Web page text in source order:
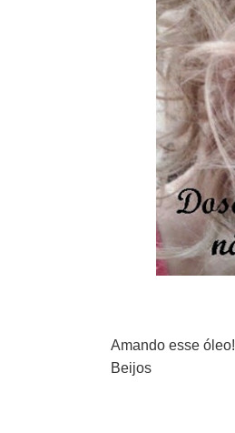
Amando esse óleo!
Beijos